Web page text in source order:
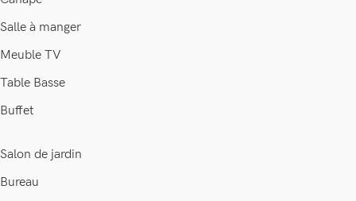
Salle à manger
Meuble TV
Table Basse
Buffet
Salon de jardin
Bureau